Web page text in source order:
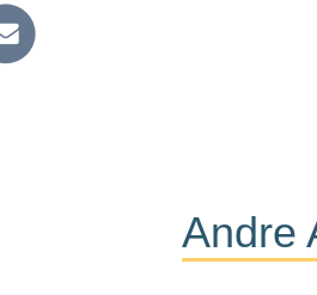
Andre